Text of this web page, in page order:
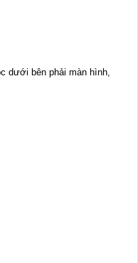
dưới bên phải màn hình,